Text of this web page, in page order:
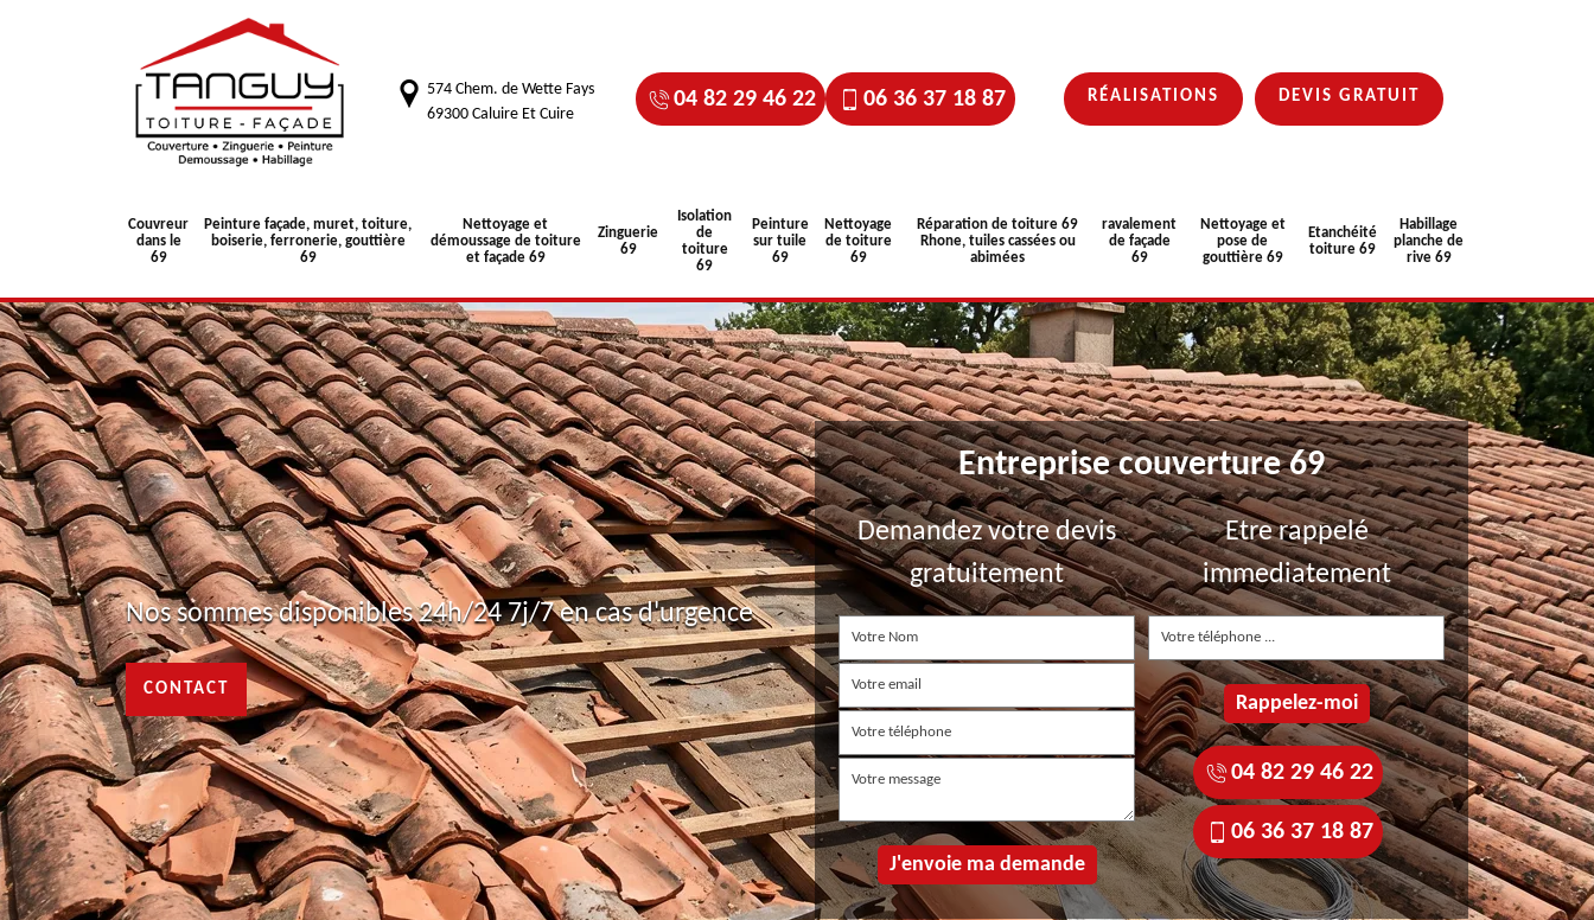
574 Chem. de Wette Fays
69300 Caluire Et Cuire
04 82 29 46 22 06 36 37 18 87 RÉALISATIONS DEVIS GRATUIT
Couvreur
dans le
69
Peinture façade, muret, toiture,
boiserie, ferronerie, gouttière
69
Nettoyage et
démoussage de toiture
et façade 69
Zinguerie
69
Isolation
de
toiture
69
Peinture
sur tuile
69
Nettoyage
de toiture
69
Réparation de toiture 69
Rhone, tuiles cassées ou
abimées
ravalement
de façade
69
Nettoyage et
pose de
gouttière 69
Etanchéité
toiture 69
Habillage
planche de
rive 69
Nos sommes disponibles 24h/24 7j/7 en cas d'urgence
CONTACT
Entreprise couverture 69
Demandez votre devis
gratuitement
Etre rappelé
immediatement
04 82 29 46 22
06 36 37 18 87